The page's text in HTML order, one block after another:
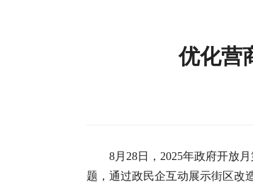
优化营
8月28日，2025年政府开放
题，通过政民企互动展示街区改